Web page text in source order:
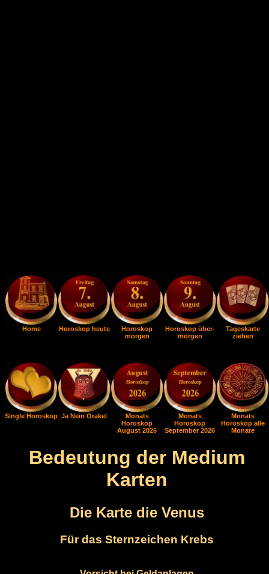
Home Horoskop heute
Horoskop
morgen
Horoskop über-
morgen
Tageskarte
ziehen
Single Horoskop Ja Nein Orakel
Monats
Horoskop
August 2026
Monats
Horoskop
September 2026
Monats
Horoskop alle
Monate
Bedeutung der Medium
Karten
Die Karte die Venus
Für das Sternzeichen Krebs